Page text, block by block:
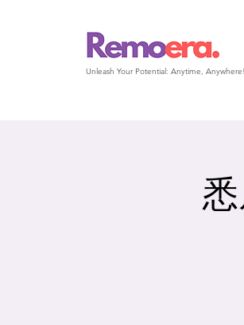
Unleash Your Potential: Anytime, Anywhere!